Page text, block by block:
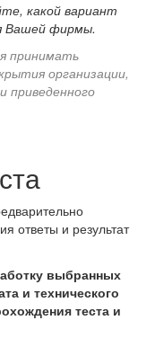
какой вариант
Вашей фирмы.
принимать
организации,
приведенного
ответы и результат
выбранных
и технического
теста и